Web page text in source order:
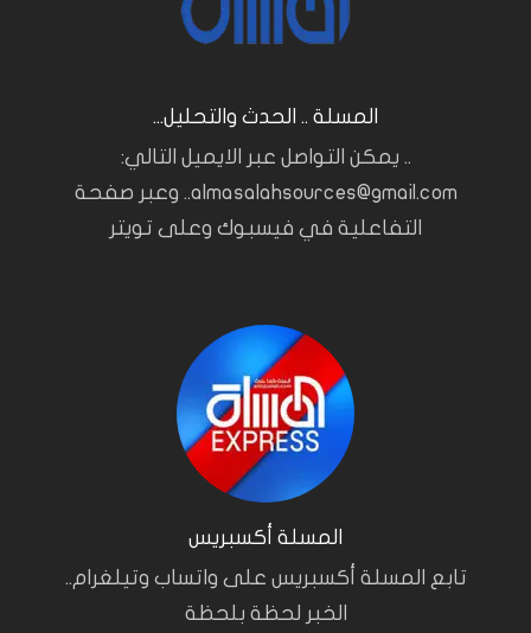
المسلة .. الحدث والتحليل...
.. يمكن التواصل عبر الايميل التالي:
almasalahsources@gmail.com.. وعبر صفحة
التفاعلية في فيسبوك وعلى تويتر
المسلة أكسبريس
تابع المسلة أكسبريس على واتساب وتيلغرام..
الخبر لحظة بلحظة